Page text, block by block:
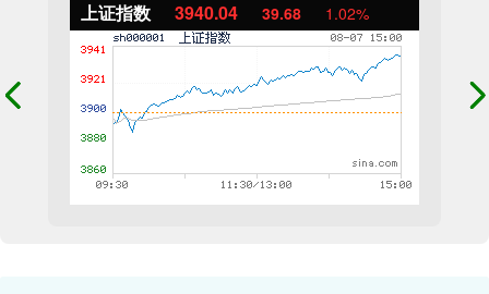
上证指数 3940.04 39.68 1.02%